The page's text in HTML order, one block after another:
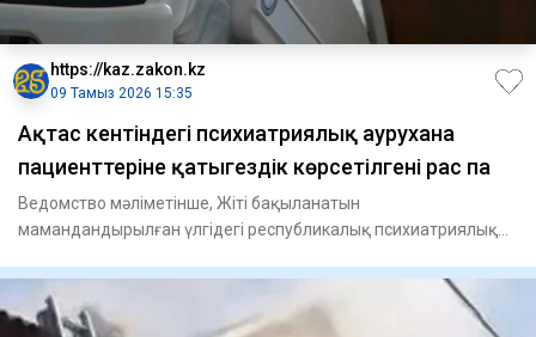
https://kaz.zakon.kz
09 Тамыз 2026 15:35
Ақтас кентіндегі психиатриялық аурухана
пациенттеріне қатыгездік көрсетілгені рас па
Ведомство мәліметінше, Жіті бақыланатын
мамандандырылған үлгідегі республикалық психиатриялық